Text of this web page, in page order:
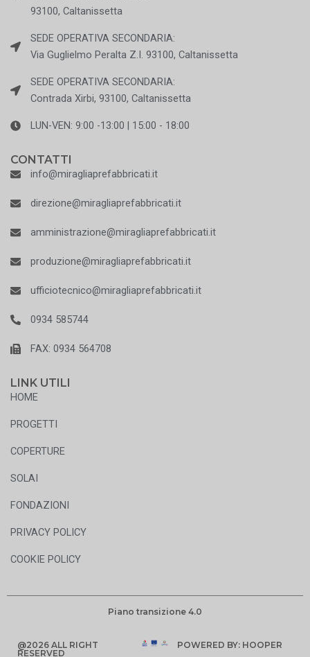
93100, Caltanissetta
SEDE OPERATIVA SECONDARIA:
Via Guglielmo Peralta Z.I. 93100, Caltanissetta
SEDE OPERATIVA SECONDARIA:
Contrada Xirbi, 93100, Caltanissetta
LUN-VEN: 9:00 -13:00 | 15:00 - 18:00
CONTATTI
info@miragliaprefabbricati.it
direzione@miragliaprefabbricati.it
amministrazione@miragliaprefabbricati.it
produzione@miragliaprefabbricati.it
ufficiotecnico@miragliaprefabbricati.it
0934 585744
FAX: 0934 564708
LINK UTILI
HOME
PROGETTI
COPERTURE
SOLAI
FONDAZIONI
PRIVACY POLICY
COOKIE POLICY
Piano transizione 4.0
@2026 ALL RIGHT
RESERVED
POWERED BY: HOOPER